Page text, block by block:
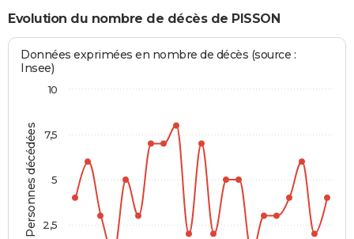
Evolution du nombre de décès de PISSON
Personnes décédées
Données exprimées en nombre de décès (source :
Insee)
10
2,5
5
7,5